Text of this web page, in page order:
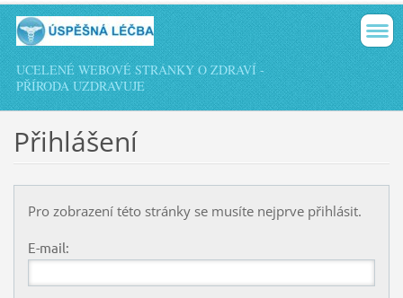
UCELENÉ WEBOVÉ STRÁNKY O ZDRAVÍ -
PŘÍRODA UZDRAVUJE
Přihlášení
Pro zobrazení této stránky se musíte nejprve přihlásit.
E-mail: